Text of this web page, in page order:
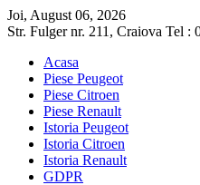
Joi, August 06, 2026
Str. Fulger nr. 211, Craiova Tel :
Acasa
Piese Peugeot
Piese Citroen
Piese Renault
Istoria Peugeot
Istoria Citroen
Istoria Renault
GDPR